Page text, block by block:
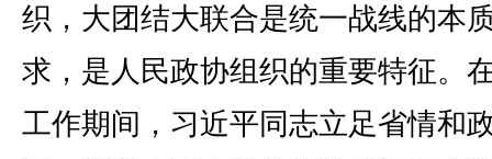
织，大团结大联合是统一战线的本
求，是人民政协组织的重要特征。
工作期间，习近平同志立足省情和